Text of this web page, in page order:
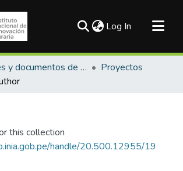
Log In (current)
Informes y documentos de trabajo
Proyectos
this collection
handle/20.500.12955/19